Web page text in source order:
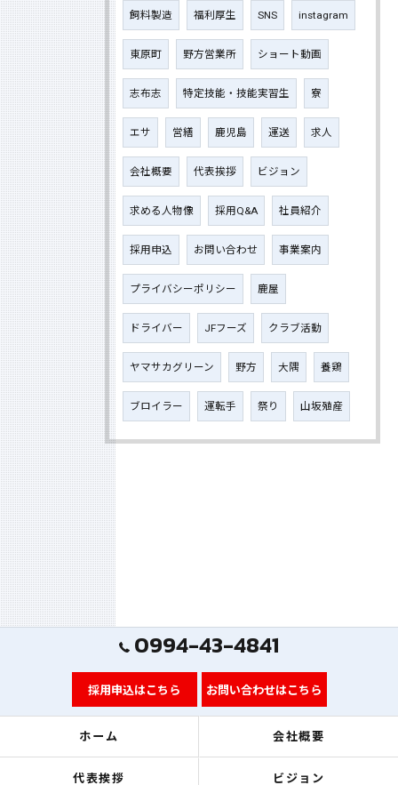
飼料製造 福利厚生 SNS instagram
東原町 野方営業所 ショート動画
志布志 特定技能・技能実習生 寮
エサ 営繕 鹿児島 運送 求人
会社概要 代表挨拶 ビジョン
求める人物像 採用Q&A 社員紹介
採用申込 お問い合わせ 事業案内
プライバシーポリシー 鹿屋
ドライバー JFフーズ クラブ活動
ヤマサカグリーン 野方 大隅 養鶏
ブロイラー 運転手 祭り 山坂殖産
0994-43-4841
採用申込はこちら お問い合わせはこちら
ホーム 会社概要
代表挨拶 ビジョン